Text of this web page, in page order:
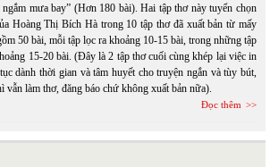
ngắm mưa bay” (Hơn 180 bài). Hai tập thơ này tuyển chọn
Hoàng Thị Bích Hà trong 10 tập thơ đã xuất bản từ mấy
50 bài, mỗi tập lọc ra khoảng 10-15 bài, trong những tập
15-20 bài. (Đây là 2 tập thơ cuối cùng khép lại việc in
dành thời gian và tâm huyết cho truyện ngắn và tùy bút,
vẫn làm thơ, đăng báo chứ không xuất bản nữa).
Đọc thêm